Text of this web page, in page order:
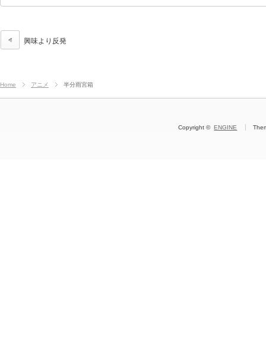
興味より反発
Home アニメ 半分雨宮箱
Copyright ©ENGINE